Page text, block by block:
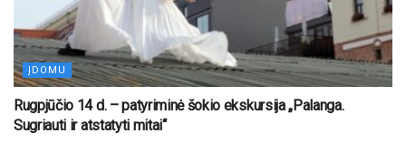
ĮDOMU
Rugpjūčio 14 d. – patyriminė šokio ekskursija „Palanga.
Sugriauti ir atstatyti mitai“